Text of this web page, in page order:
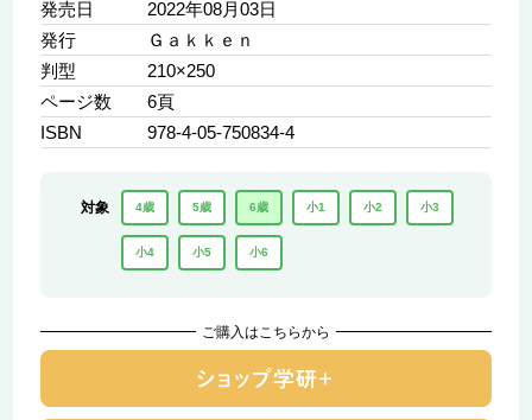
発売日
2022年08月03日
発行
Ｇａｋｋｅｎ
判型
210×250
ページ数
6頁
ISBN
978-4-05-750834-4
対象 4歳 5歳 6歳 小1 小2 小3
小4 小5 小6
ご購入はこちらから